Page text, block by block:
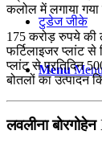
टुडेज जीके
Menu
कलोल में लगाया
175 करोड़ रुपये की
फर्टिलाइजर प्लांट
प्लांट से प्रतिदिन
बोतलों का उत्पादन
लवलीना